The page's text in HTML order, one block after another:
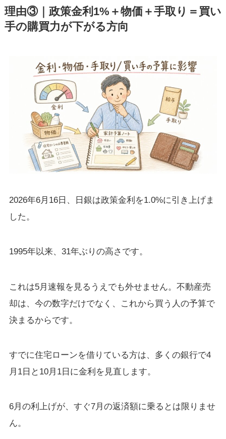
理由③｜政策金利1%＋物価＋手取り＝買い
手の購買力が下がる方向
2026年6月16日、日銀は政策金利を1.0%に引き上げま
した。
1995年以来、31年ぶりの高さです。
これは5月速報を見るうえでも外せません。不動産売
却は、今の数字だけでなく、これから買う人の予算で
決まるからです。
すでに住宅ローンを借りている方は、多くの銀行で4
月1日と10月1日に金利を見直します。
6月の利上げが、すぐ7月の返済額に乗るとは限りませ
ん。